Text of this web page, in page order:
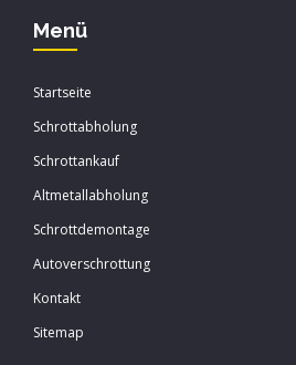
Menü
Startseite
Schrottabholung
Schrottankauf
Altmetallabholung
Schrottdemontage
Autoverschrottung
Kontakt
Sitemap